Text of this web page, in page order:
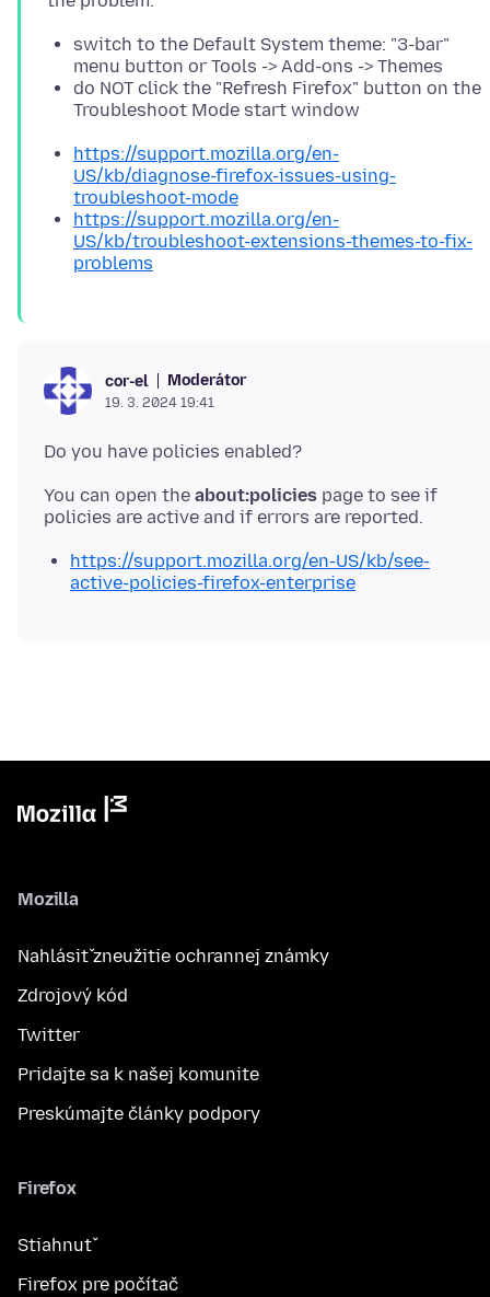
switch to the Default System theme: "3-bar"
menu button or Tools -> Add-ons -> Themes
do NOT click the "Refresh Firefox" button on the
Troubleshoot Mode start window
https://support.mozilla.org/en-
US/kb/diagnose-firefox-issues-using-
troubleshoot-mode
https://support.mozilla.org/en-
US/kb/troubleshoot-extensions-themes-to-fix-
problems
cor-el Moderátor
19. 3. 2024 19:41
You can open the about:policies page to see if
https://support.mozilla.org/en-US/kb/see-
active-policies-firefox-enterprise
Mozilla
Nahlásiť zneužitie ochrannej známky
Zdrojový kód
Twitter
Pridajte sa k našej komunite
Preskúmajte články podpory
Firefox
Stiahnuť
Firefox pre počítač